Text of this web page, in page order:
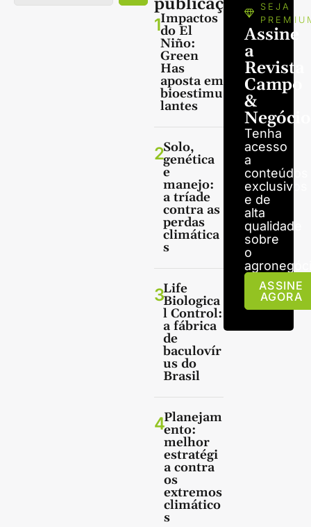
publicações
1Impactos
do El
Niño:
Green
Has
aposta em
bioestimu
lantes
2Solo,
genética
e
manejo:
a tríade
contra as
perdas
climática
s
3Life
Biologica
l Control:
a fábrica
de
baculovír
us do
Brasil
4Planejam
ento:
melhor
estratégi
a contra
os
extremos
climático
s
SEJA
Assine
a
Revista
Campo
&
Tenha
acesso
a
conteúdos
exclusivos
e de
alta
qualidade
sobre
o
ASSINE
AGORA